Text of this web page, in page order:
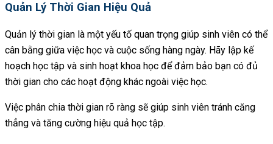
Quản Lý Thời Gian Hiệu Quả
Quản lý thời gian là một yếu tố quan trọng giúp sinh viên có thể
cân bằng giữa việc học và cuộc sống hàng ngày. Hãy lập kế
hoạch học tập và sinh hoạt khoa học để đảm bảo bạn có đủ
thời gian cho các hoạt động khác ngoài việc học.
Việc phân chia thời gian rõ ràng sẽ giúp sinh viên tránh căng
thẳng và tăng cường hiệu quả học tập.